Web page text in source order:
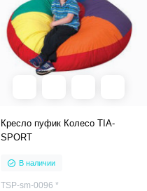
Кресло пуфик Колесо TIA-
SPORT
В наличии
TSP-sm-0096 *